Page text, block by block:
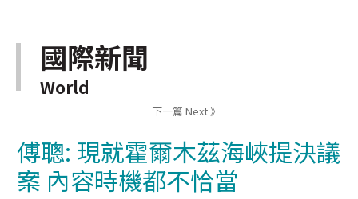
國際新聞
World
下一篇 Next 》
傅聰: 現就霍爾木茲海峽提決議
案 內容時機都不恰當